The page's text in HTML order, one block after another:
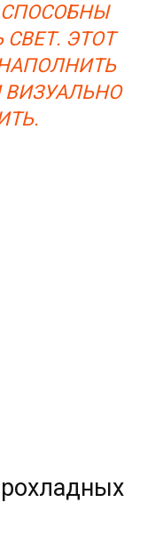
СПОСОБНЫ
ЭТОТ
ВИЗУАЛЬНО